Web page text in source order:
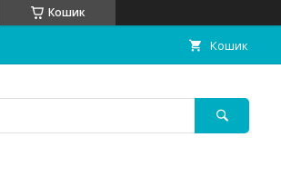
Кошик
Кошик